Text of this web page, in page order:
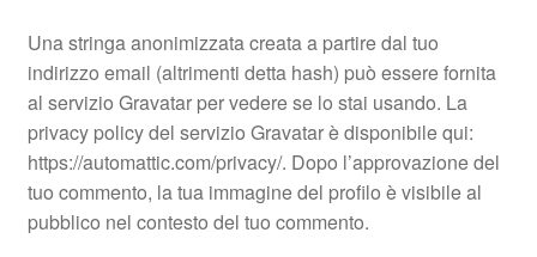
Una stringa anonimizzata creata a partire dal tuo
indirizzo email (altrimenti detta hash) può essere fornita
al servizio Gravatar per vedere se lo stai usando. La
privacy policy del servizio Gravatar è disponibile qui:
https://automattic.com/privacy/. Dopo l’approvazione del
tuo commento, la tua immagine del profilo è visibile al
pubblico nel contesto del tuo commento.